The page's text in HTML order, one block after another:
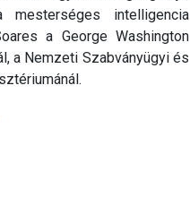
intelligencia
a George Washington
a Nemzeti Szabványügyi és